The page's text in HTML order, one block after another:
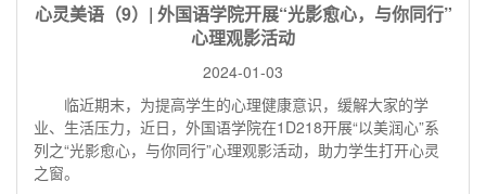
心灵美语（9）| 外国语学院开展“光影愈心，与你同行”
心理观影活动
2024-01-03
临近期末，为提高学生的心理健康意识，缓解大家的学
业、生活压力，近日，外国语学院在1D218开展“以美润心”系
列之“光影愈心，与你同行”心理观影活动，助力学生打开心灵
之窗。